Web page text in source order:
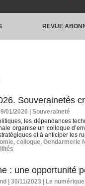
REVUE
Souverainetés
01/2026
Souveraineté
les dépendances
organise un colloque
et à anticiper les
, colloque, Gendarmerie
: une opportunité
| 30/11/2023
Le